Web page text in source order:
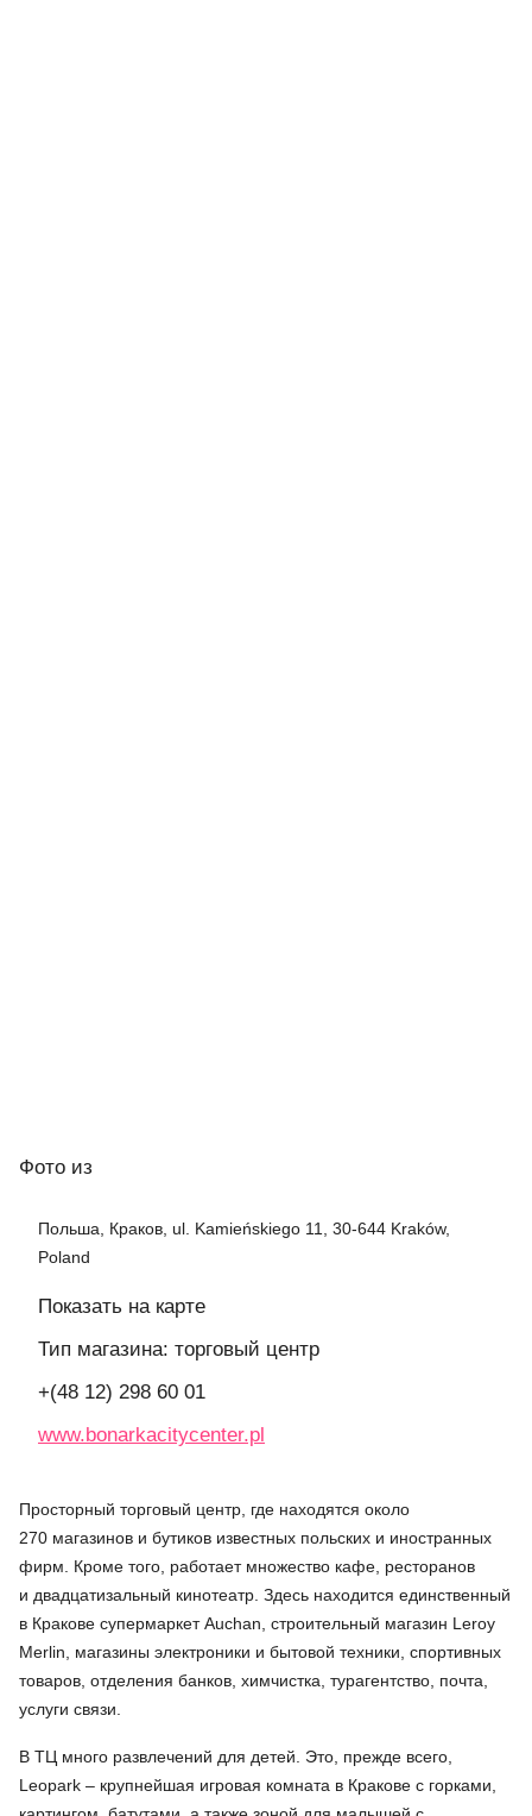
Фото из
Польша, Краков, ul. Kamieńskiego 11, 30-644 Kraków,
Poland
Показать на карте
Тип магазина: торговый центр
+​(48 12) 298 60 01
www.bonarkacitycenter.pl
Просторный торговый центр, где находятся около
270 магазинов и бутиков известных польских и иностранных
фирм. Кроме того, работает множество кафе, ресторанов
и двадцатизальный кинотеатр. Здесь находится единственный
в Кракове супермаркет Auchаn, строительный магазин Leroy
Merlin, магазины электроники и бытовой техники, спортивных
товаров, отделения банков, химчистка, турагентство, почта,
услуги связи.
В ТЦ много развлечений для детей. Это, прежде всего,
Leopark – крупнейшая игровая комната в Кракове с горками,